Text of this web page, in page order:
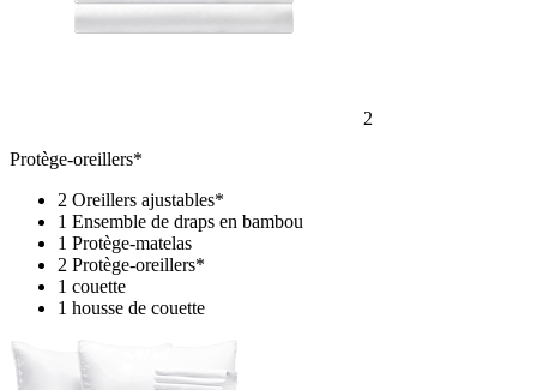
2
Protège-oreillers*
2 Oreillers ajustables*
1 Ensemble de draps en bambou
1 Protège-matelas
2 Protège-oreillers*
1 couette
1 housse de couette